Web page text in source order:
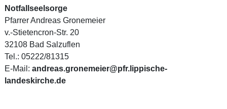
Notfallseelsorge
Pfarrer Andreas Gronemeier
v.-Stietencron-Str. 20
32108 Bad Salzuflen
Tel.: 05222/81315
E-Mail: andreas.gronemeier@pfr.lippische-
landeskirche.de